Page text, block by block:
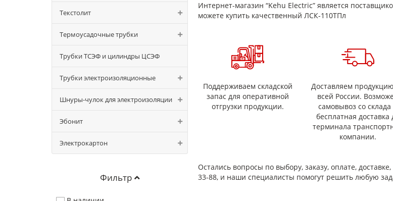
Текстолит
Термоусадочные трубки
Трубки ТСЭФ и цилиндры ЦСЭФ
Трубки электроизоляционные
Шнуры-чулок для электроизоляции
Эбонит
Электрокартон
Фильтр
технологичный рулонный формат для намотки и
поставка по ТУ 16‑91 И02.0168.001 — удобно для
Как выбрать
При заказе ленты ЛСК‑110ТПл обычно уточняют ширину,
не уверены в выборе — опишите узел и способ
Интернет-магазин “Kehu Electric” является
можете купить качественный ЛСК-110ТПл
Поддерживаем складской
запас для оперативной
отгрузки продукции.
Доставляем
всей России.
самовывоз со склада
бесплатная доставка
терминала
компании.
Остались вопросы по выбору, заказу, оплате,
33-88, и наши специалисты помогут решить любую